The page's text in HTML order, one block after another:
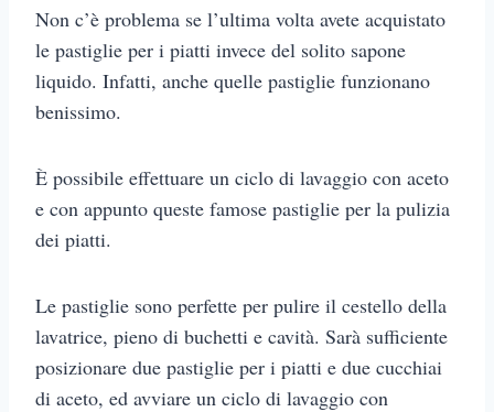
Non c’è problema se l’ultima volta avete acquistato
le pastiglie per i piatti invece del solito sapone
liquido. Infatti, anche quelle pastiglie funzionano
benissimo.
È possibile effettuare un ciclo di lavaggio con aceto
e con appunto queste famose pastiglie per la pulizia
dei piatti.
Le pastiglie sono perfette per pulire il cestello della
lavatrice, pieno di buchetti e cavità. Sarà sufficiente
posizionare due pastiglie per i piatti e due cucchiai
di aceto, ed avviare un ciclo di lavaggio con